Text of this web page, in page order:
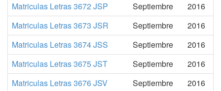
Matriculas Letras 3672 JSP
Septiembre
2016
Matriculas Letras 3673 JSR
Septiembre
2016
Matriculas Letras 3674 JSS
Septiembre
2016
Matriculas Letras 3675 JST
Septiembre
2016
Matriculas Letras 3676 JSV
Septiembre
2016